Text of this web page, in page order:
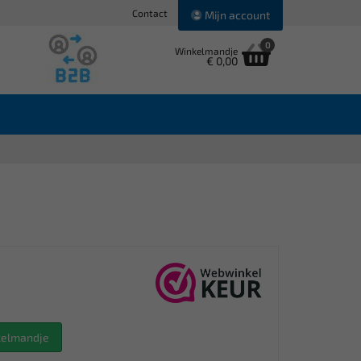
Contact Mijn account
Winkelmandje
€ 0,00
0